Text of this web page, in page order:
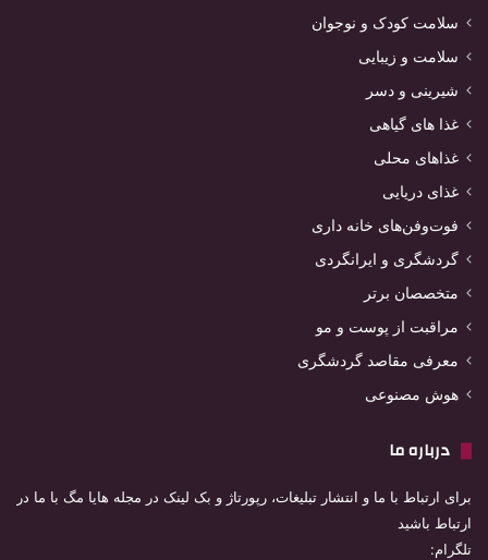
سلامت کودک و نوجوان
سلامت و زیبایی
شیرینی و دسر
غذا های گیاهی
غذاهای محلی
غذای دریایی
فوت‌وفن‌های خانه داری
گردشگری و ایرانگردی
متخصصان برتر
مراقبت از پوست و مو
معرفی مقاصد گردشگری
هوش مصنوعی
درباره ما
برای ارتباط با ما و انتشار تبلیغات، رپورتاژ و بک لینک در مجله هایا مگ با ما در
ارتباط باشید
تلگرام: